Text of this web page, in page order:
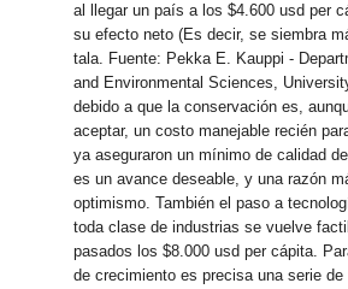
al llegar un país a los $4.600 usd per
su efecto neto (Es decir, se siembra
tala. Fuente: Pekka E. Kauppi -
and Environmental Sciences,
debido a que la conservación es,
aceptar, un costo manejable recién
ya aseguraron un mínimo de calidad
es un avance deseable, y una razón
optimismo. También el paso a
toda clase de industrias se vuelve
pasados los $8.000 usd per cápita.
de crecimiento es precisa una serie